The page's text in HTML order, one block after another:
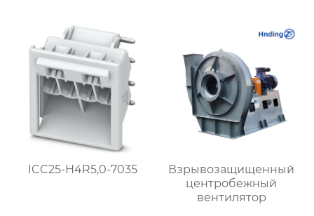
безопасности
ICC25-H4R5,0-7035
Взрывозащищенный
центробежный
вентилятор